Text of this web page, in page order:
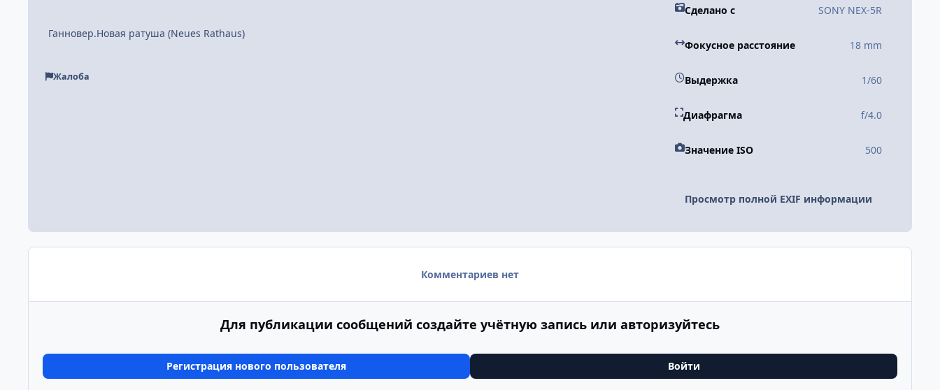
Ганновер.Новая ратуша (Neues Rathaus)
Жалоба
Сделано с SONY NEX-5R
Фокусное расстояние 18 mm
Выдержка 1/60
Диафрагма f/4.0
Значение ISO 500
Просмотр полной EXIF информации
Комментариев нет
Для публикации сообщений создайте учётную запись или авторизуйтесь
Регистрация нового пользователя Войти